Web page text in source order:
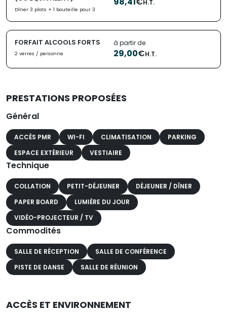
Dîner 3 plats + 1 bouteille pour 3
H.T.
FORFAIT ALCOOLS FORTS
2 verres / personne
à partir de
29,00€H.T.
PRESTATIONS PROPOSÉES
Général
ACCÈS PMR WI-FI CLIMATISATION
PARKING
ESPACE EXTÉRIEUR
VESTIAIRE
Technique
COLLATION PETIT-DÉJEUNER
DÉJEUNER / DÎNER
PAPER BOARD
LUMIÈRE DU JOUR
VIDÉO-PROJECTEUR / TV
Commodités
SALLE DE RÉCEPTION
SALLE DE CONFÉRENCE
PISTE DE DANSE
SALLE DE RÉUNION
ACCÈS ET ENVIRONNEMENT